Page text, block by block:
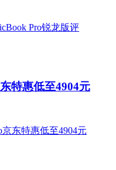
特惠低至4904元